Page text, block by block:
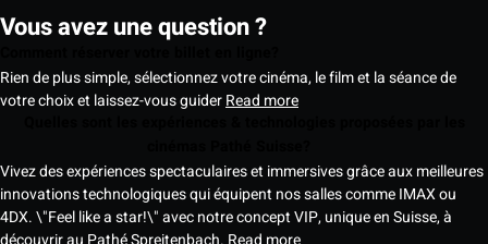
Vous avez une question ?
Rien de plus simple, sélectionnez votre cinéma, le film et la séance de
votre choix et laissez-vous guiderRead more
Vivez des expériences spectaculaires et immersives grâce aux meilleures
innovations technologiques qui équipent nos salles comme IMAX ou
4DX. \"Feel like a star!\" avec notre concept VIP, unique en Suisse, à